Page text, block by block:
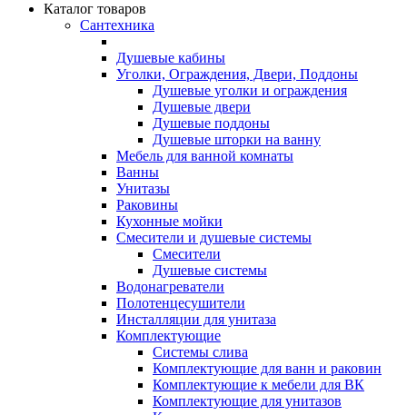
Каталог товаров
Сантехника
Душевые кабины
Уголки, Ограждения, Двери, Поддоны
Душевые уголки и ограждения
Душевые двери
Душевые поддоны
Душевые шторки на ванну
Мебель для ванной комнаты
Ванны
Унитазы
Раковины
Кухонные мойки
Смесители и душевые системы
Смесители
Душевые системы
Водонагреватели
Полотенцесушители
Инсталляции для унитаза
Комплектующие
Системы слива
Комплектующие для ванн и раковин
Комплектующие к мебели для ВК
Комплектующие для унитазов